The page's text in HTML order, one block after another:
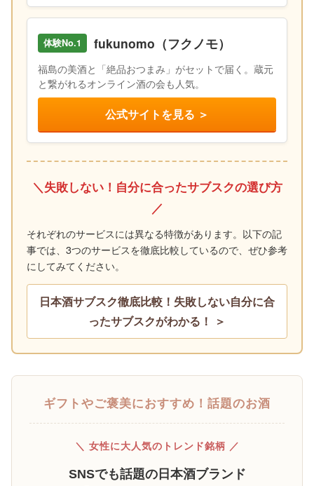
体験No.1 fukunomo（フクノモ）
福島の美酒と「絶品おつまみ」がセットで届く。蔵元
と繋がれるオンライン酒の会も人気。
公式サイトを見る ＞
＼失敗しない！自分に合ったサブスクの選び方
／
それぞれのサービスには異なる特徴があります。以下の記
事では、3つのサービスを徹底比較しているので、ぜひ参考
にしてみてください。
日本酒サブスク徹底比較！失敗しない自分に合
ったサブスクがわかる！ ＞
ギフトやご褒美におすすめ！話題のお酒
＼ 女性に大人気のトレンド銘柄 ／
SNSでも話題の日本酒ブランド